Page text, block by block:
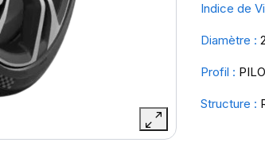
Indice de
Diamètre :
Profil :
Structure :